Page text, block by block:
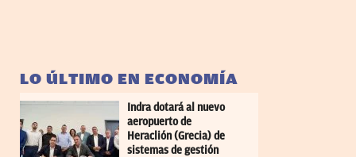
LO ÚLTIMO EN ECONOMÍA
Indra dotará al nuevo
aeropuerto de
Heraclión (Grecia) de
sistemas de gestión